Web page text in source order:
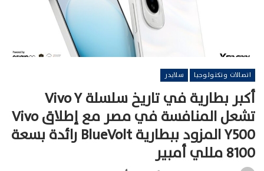
اتصالات وتكنولوجيا سلايدر
أكبر بطارية في تاريخ سلسلة Vivo Y
تشعل المنافسة في مصر مع إطلاق Vivo
Y500 المزود ببطارية BlueVolt رائدة بسعة
8100 مللي أمبير